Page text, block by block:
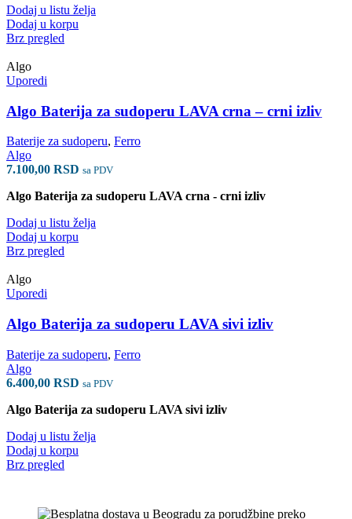
Dodaj u listu želja
Dodaj u korpu
Brz pregled
Algo
Uporedi
Algo Baterija za sudoperu LAVA crna – crni izliv
Baterije za sudoperu, Ferro
Algo
7.100,00 RSD sa PDV
Algo Baterija za sudoperu LAVA crna - crni izliv
Dodaj u listu želja
Dodaj u korpu
Brz pregled
Algo
Uporedi
Algo Baterija za sudoperu LAVA sivi izliv
Baterije za sudoperu, Ferro
Algo
6.400,00 RSD sa PDV
Algo Baterija za sudoperu LAVA sivi izliv
Dodaj u listu želja
Dodaj u korpu
Brz pregled